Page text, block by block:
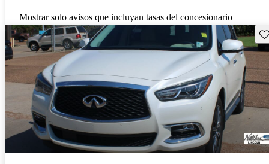
Mostrar solo avisos que incluyan tasas del concesionario